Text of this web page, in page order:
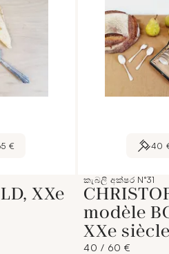
€
XXe
40
කැබලි අක්ෂර N°31
modèle
XXe siècle
40 / 60 €